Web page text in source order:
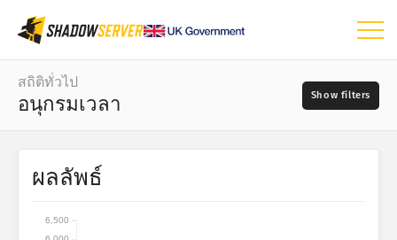
แดชบอร์ด
สถิติทั่วไป
แผนที่โลก
แผนที่ภูมิภาค
แผนภาพต้นไม้
สถิติทั่วไป
อนุกรมเวลา
ช่วงวัน
ผลลัพธ์
6,500